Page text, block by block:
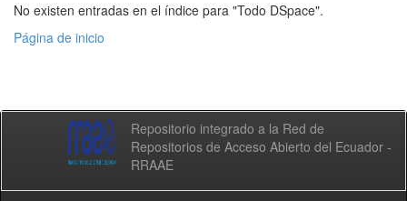
No existen entradas en el índice para "Todo DSpace".
Página de inicio
Repositorio integrado a la Red de
Repositorios de Acceso Abierto del Ecuador -
RRAAE